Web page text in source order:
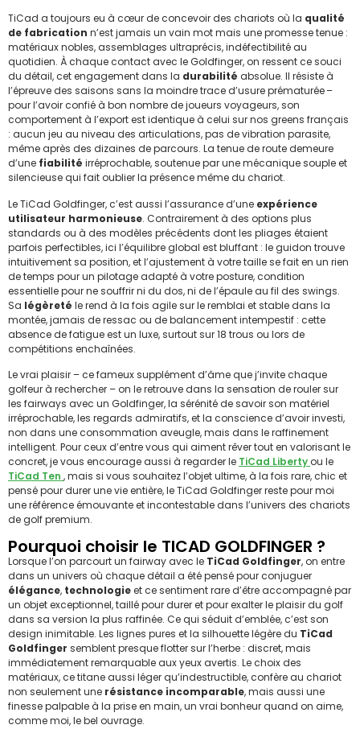
TiCad a toujours eu à cœur de concevoir des chariots où la qualité
de fabrication n’est jamais un vain mot mais une promesse tenue :
matériaux nobles, assemblages ultraprécis, indéfectibilité au
quotidien. À chaque contact avec le Goldfinger, on ressent ce souci
du détail, cet engagement dans la durabilité absolue. Il résiste à
l’épreuve des saisons sans la moindre trace d’usure prématurée –
pour l’avoir confié à bon nombre de joueurs voyageurs, son
comportement à l’export est identique à celui sur nos greens français
: aucun jeu au niveau des articulations, pas de vibration parasite,
même après des dizaines de parcours. La tenue de route demeure
d’une fiabilité irréprochable, soutenue par une mécanique souple et
silencieuse qui fait oublier la présence même du chariot.
Le TiCad Goldfinger, c’est aussi l’assurance d’une expérience
utilisateur harmonieuse. Contrairement à des options plus
standards ou à des modèles précédents dont les pliages étaient
parfois perfectibles, ici l’équilibre global est bluffant : le guidon trouve
intuitivement sa position, et l’ajustement à votre taille se fait en un rien
de temps pour un pilotage adapté à votre posture, condition
essentielle pour ne souffrir ni du dos, ni de l’épaule au fil des swings.
Sa légèreté le rend à la fois agile sur le remblai et stable dans la
montée, jamais de ressac ou de balancement intempestif : cette
absence de fatigue est un luxe, surtout sur 18 trous ou lors de
compétitions enchaînées.
Le vrai plaisir – ce fameux supplément d’âme que j’invite chaque
golfeur à rechercher – on le retrouve dans la sensation de rouler sur
les fairways avec un Goldfinger, la sérénité de savoir son matériel
irréprochable, les regards admiratifs, et la conscience d’avoir investi,
non dans une consommation aveugle, mais dans le raffinement
intelligent. Pour ceux d’entre vous qui aiment rêver tout en valorisant le
concret, je vous encourage aussi à regarder le TiCad Liberty ou le
TiCad Ten , mais si vous souhaitez l’objet ultime, à la fois rare, chic et
pensé pour durer une vie entière, le TiCad Goldfinger reste pour moi
une référence émouvante et incontestable dans l’univers des chariots
de golf premium.
Pourquoi choisir le TICAD GOLDFINGER ?
Lorsque l’on parcourt un fairway avec le TiCad Goldfinger, on entre
dans un univers où chaque détail a été pensé pour conjuguer
élégance, technologieet ce sentiment rare d’être accompagné par
un objet exceptionnel, taillé pour durer et pour exalter le plaisir du golf
dans sa version la plus raffinée. Ce qui séduit d’emblée, c’est son
design inimitable. Les lignes pures et la silhouette légère du TiCad
Goldfinger semblent presque flotter sur l’herbe : discret, mais
immédiatement remarquable aux yeux avertis. Le choix des
matériaux, ce titane aussi léger qu’indestructible, confère au chariot
non seulement une résistance incomparable, mais aussi une
finesse palpable à la prise en main, un vrai bonheur quand on aime,
comme moi, le bel ouvrage.